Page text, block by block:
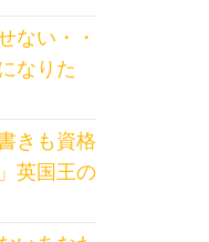
ない・・
なりた
きも資格
英国王の